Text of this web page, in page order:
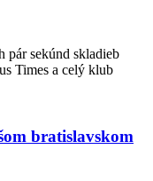
pár sekúnd skladieb
Times a celý klub
bratislavskom